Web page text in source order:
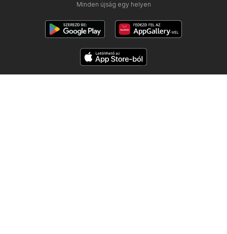
Minden újság egy helyen